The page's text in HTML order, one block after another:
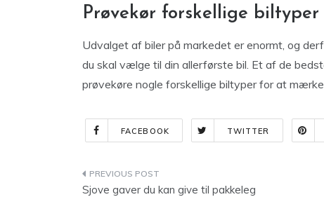
Prøvekør forskellige biltyper
Udvalget af biler på markedet er enormt, og
du skal vælge til din allerførste bil. Et af de
prøvekøre nogle forskellige biltyper for at
FACEBOOK TWITTER
Indlægsnavigation
Sjove gaver du kan give til pakkeleg